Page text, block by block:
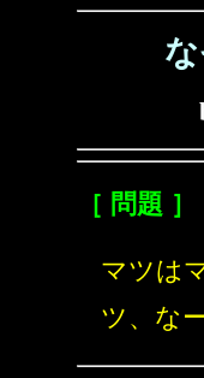
［ 問題 ］
マツは
ツ、な